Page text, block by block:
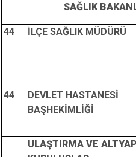
SAĞLIK
44 İLÇE SAĞLIK MÜDÜRÜ
44
DEVLET HASTANESİ
BAŞHEKİMLİĞİ
ULAŞTIRMA VE